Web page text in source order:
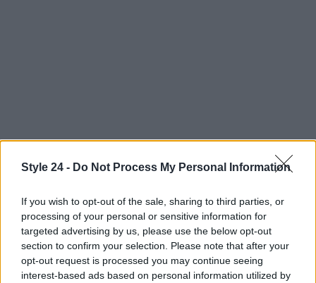
Style 24 - Do Not Process My Personal Information
If you wish to opt-out of the sale, sharing to third parties, or
processing of your personal or sensitive information for
targeted advertising by us, please use the below opt-out
section to confirm your selection. Please note that after your
opt-out request is processed you may continue seeing
interest-based ads based on personal information utilized by